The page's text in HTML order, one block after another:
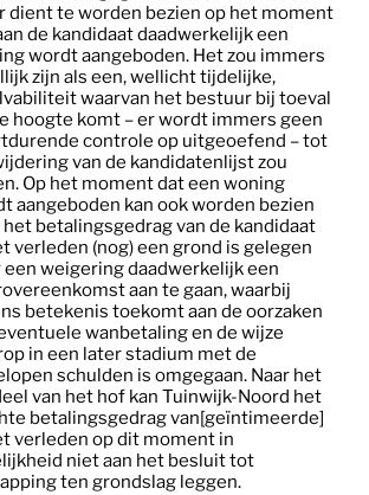
dient te worden bezien op het moment
de kandidaat daadwerkelijk een
wordt aangeboden. Het zou immers
zijn als een, wellicht tijdelijke,
waarvan het bestuur bij toeval
hoogte komt – er wordt immers geen
controle op uitgeoefend – tot
van de kandidatenlijst zou
Op het moment dat een woning
aangeboden kan ook worden bezien
betalingsgedrag van de kandidaat
verleden (nog) een grond is gelegen
een weigering daadwerkelijk een
aan te gaan, waarbij
betekenis toekomt aan de oorzaken
wanbetaling en de wijze
in een later stadium met de
schulden is omgegaan. Naar het
van het hof kan Tuinwijk-Noord het
betalingsgedrag van[geïntimeerde]
verleden op dit moment in
niet aan het besluit tot
ten grondslag leggen.